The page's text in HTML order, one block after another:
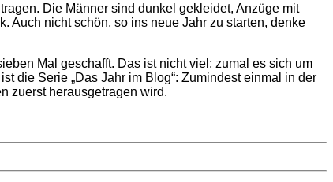
Die Männer sind dunkel gekleidet, Anzüge mit
Auch nicht schön, so ins neue Jahr zu starten, denke
Mal geschafft. Das ist nicht viel; zumal es sich um
die Serie „Das Jahr im Blog“: Zumindest einmal in der
zuerst herausgetragen wird.